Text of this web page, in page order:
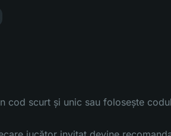
cod scurt și unic sau folosește